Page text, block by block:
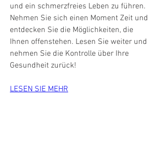
und ein schmerzfreies Leben zu führen.
Nehmen Sie sich einen Moment Zeit und
entdecken Sie die Möglichkeiten, die
Ihnen offenstehen. Lesen Sie weiter und
nehmen Sie die Kontrolle über Ihre
Gesundheit zurück!
LESEN SIE MEHR